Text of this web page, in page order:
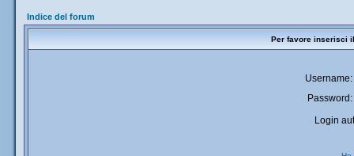
Indice del forum
Per favore inserisci
Username:
Password:
Login